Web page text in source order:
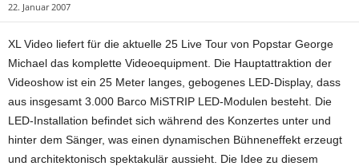
22. Januar 2007
XL Video liefert für die aktuelle 25 Live Tour von Popstar George
Michael das komplette Videoequipment. Die Hauptattraktion der
Videoshow ist ein 25 Meter langes, gebogenes LED-Display, dass
aus insgesamt 3.000 Barco MiSTRIP LED-Modulen besteht. Die
LED-Installation befindet sich während des Konzertes unter und
hinter dem Sänger, was einen dynamischen Bühneneffekt erzeugt
und architektonisch spektakulär aussieht. Die Idee zu diesem